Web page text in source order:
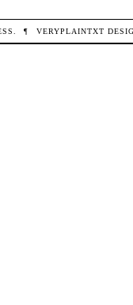
¶ VERYPLAINTXT